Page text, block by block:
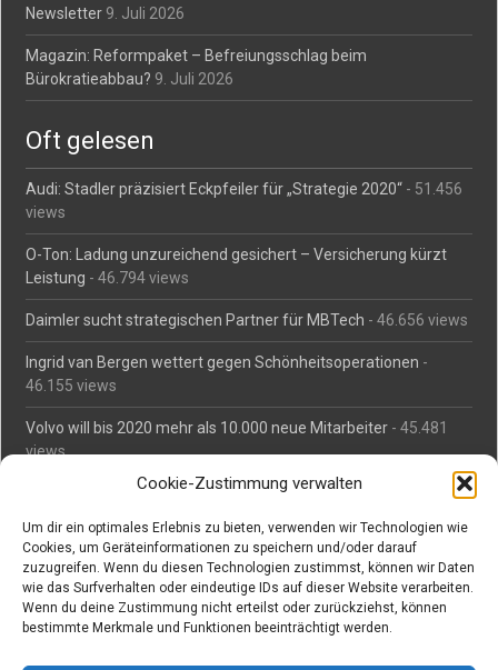
Cookie-Zustimmung verwalten
Um dir ein optimales Erlebnis zu bieten, verwenden wir Technologien wie
Cookies, um Geräteinformationen zu speichern und/oder darauf
zuzugreifen. Wenn du diesen Technologien zustimmst, können wir Daten
wie das Surfverhalten oder eindeutige IDs auf dieser Website verarbeiten.
Wenn du deine Zustimmung nicht erteilst oder zurückziehst, können
bestimmte Merkmale und Funktionen beeinträchtigt werden.
Newsletter 9. Juli 2026
Magazin: Reformpaket – Befreiungsschlag beim
Bürokratieabbau? 9. Juli 2026
Oft gelesen
Audi: Stadler präzisiert Eckpfeiler für „Strategie 2020“ - 51.456
views
O-Ton: Ladung unzureichend gesichert – Versicherung kürzt
Leistung - 46.794 views
Daimler sucht strategischen Partner für MBTech - 46.656 views
Ingrid van Bergen wettert gegen Schönheitsoperationen -
46.155 views
Volvo will bis 2020 mehr als 10.000 neue Mitarbeiter - 45.481
views
Mäßiges Interesse an Daimlers MBtech- 44.711 views
O-Ton: Wer muss Schaden für abgedriftete Silvesterraketen
zahlen? - 42.365 views
Kollegengespräch: Urteile zum Grillen- 42.058 views
Suchen bei Vorabs